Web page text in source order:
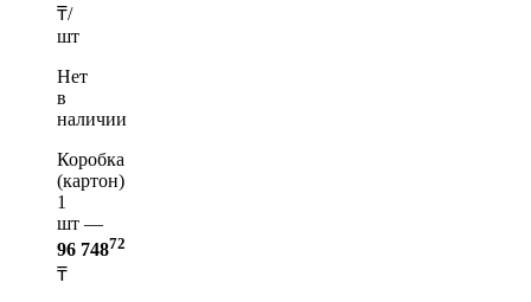
₸/
шт
Нет
в
наличии
Коробка
(картон)
1
шт —
96 74872
₸